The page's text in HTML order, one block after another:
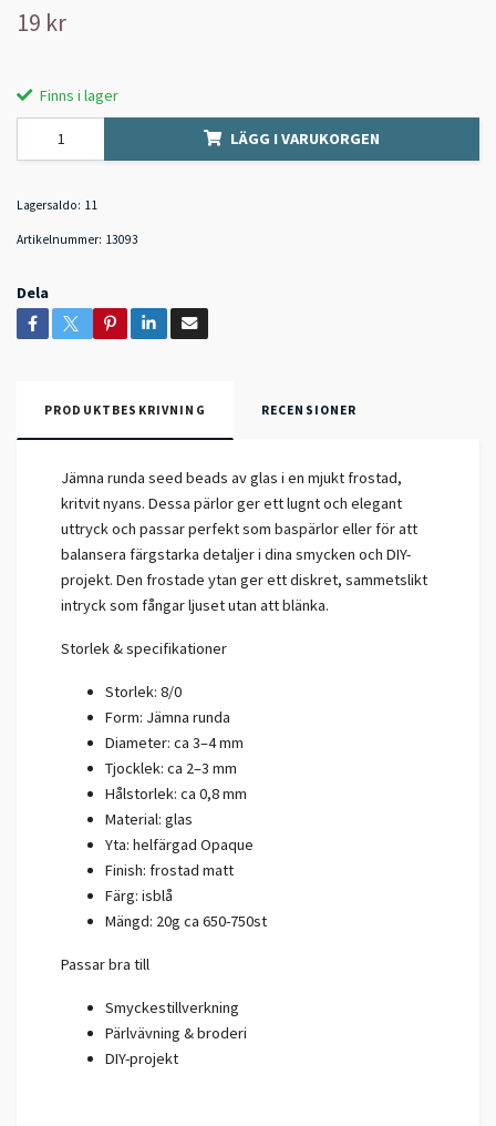
19 kr
Finns i lager
LÄGG I VARUKORGEN
Lagersaldo: 11
Artikelnummer: 13093
Dela
PRODUKTBESKRIVNING RECENSIONER
Jämna runda seed beads av glas i en mjukt frostad,
kritvit nyans. Dessa pärlor ger ett lugnt och elegant
uttryck och passar perfekt som baspärlor eller för att
balansera färgstarka detaljer i dina smycken och DIY-
projekt. Den frostade ytan ger ett diskret, sammetslikt
intryck som fångar ljuset utan att blänka.
Storlek & specifikationer
Storlek: 8/0
Form: Jämna runda
Diameter: ca 3–4 mm
Tjocklek: ca 2–3 mm
Hålstorlek: ca 0,8 mm
Material: glas
Yta: helfärgad Opaque
Finish: frostad matt
Färg: isblå
Mängd: 20g ca 650-750st
Passar bra till
Smyckestillverkning
Pärlvävning & broderi
DIY-projekt